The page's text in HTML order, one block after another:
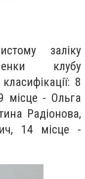
заліку
клубу
8
місце - Ольга
Радіонова,
14 місце -